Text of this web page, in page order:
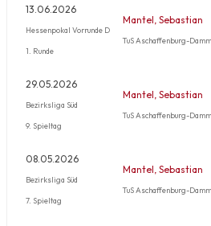
13.06.2026
Hessenpokal Vorrunde D
1. Runde
Mantel, Sebastian
TuS Aschaffenburg-
29.05.2026
Bezirksliga Süd
9. Spieltag
Mantel, Sebastian
TuS Aschaffenburg-
08.05.2026
Bezirksliga Süd
7. Spieltag
Mantel, Sebastian
TuS Aschaffenburg-